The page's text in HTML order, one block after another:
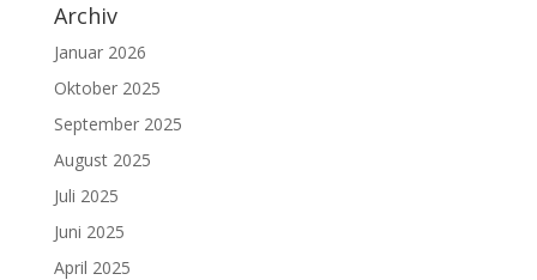
Archiv
Januar 2026
Oktober 2025
September 2025
August 2025
Juli 2025
Juni 2025
April 2025